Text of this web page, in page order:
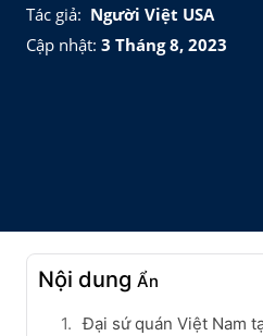
Tác giả: Người Việt USA
Cập nhật: 3 Tháng 8, 2023
Nội dung Ẩn
Đại sứ quán Việt Nam